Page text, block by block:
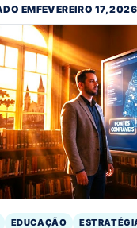
EMFEVEREIRO 17, 2026
EDUCAÇÃO